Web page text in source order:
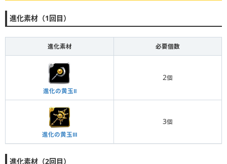
進化素材（1回目）
進化素材 必要個数
進化の黄玉Ⅱ
2個
進化の黄玉Ⅲ
3個
進化素材（2回目）